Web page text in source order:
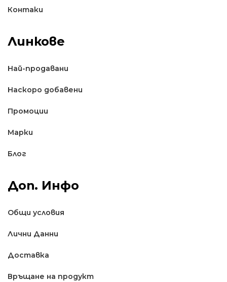
Контаки
Линкове
Най-продавани
Наскоро добавени
Промоции
Марки
Блог
Доп. Инфо
Общи условия
Лични Данни
Доставкa
Връщане на продукт